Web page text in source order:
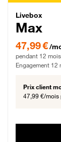
Livebox
Livebox
Max
47,99 €/
pendant 12
Engagement 12
Prix client
47,99 €/mois